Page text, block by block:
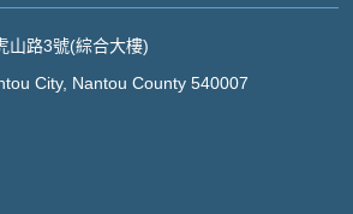
山路3號(綜合大樓)
City, Nantou County 540007